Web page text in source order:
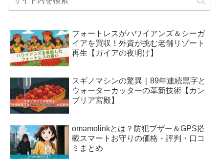
フォートレスがハワイアンズ＆シーガ
イアを買収！外資が挑む老舗リゾート
再生【ガイアの夜明け】
スギノマシンの驚異｜89年連続黒字と
ウォーターカッターの革新技術【カン
ブリア宮殿】
omamolinkとは？防犯ブザー＆GPS搭
載スマートお守りの価格・評判・口コ
ミまとめ